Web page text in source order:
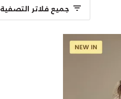
جميع فلاتر التصفية